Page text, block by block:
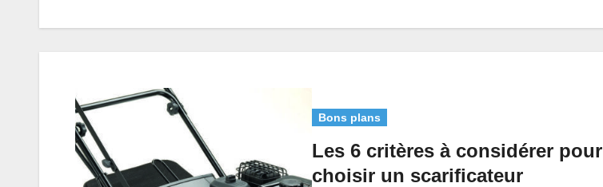
Bons plans
Les 6 critères à considérer pour
choisir un scarificateur